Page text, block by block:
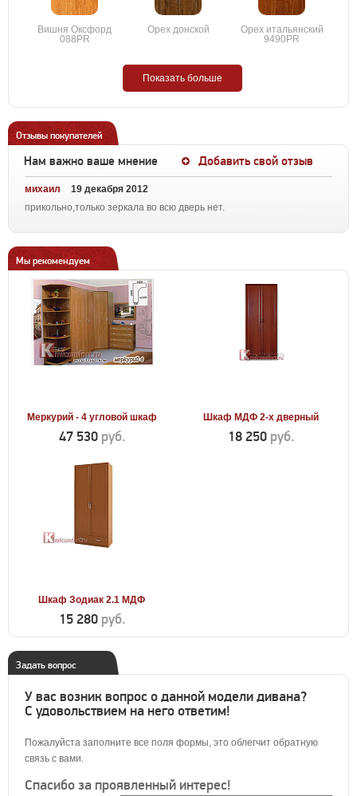
Вишня Оксфорд
088PR
Орех донской
Орех итальянский
9490PR
Показать больше
Отзывы покупателей
Нам важно ваше мнение Добавить свой отзыв
михаил
19 декабря 2012
прикольно,только зеркала во всю дверь нет.
Мы рекомендуем
Меркурий - 4 угловой шкаф
47 530 руб.
Шкаф МДФ 2-х дверный
18 250 руб.
Шкаф Зодиак 2.1 МДФ
15 280 руб.
Задать вопрос
У вас возник вопрос о данной модели дивана?
С удовольствием на него ответим!
Пожалуйста заполните все поля формы, это облегчит обратную
связь с вами.
Спасибо за проявленный интерес!